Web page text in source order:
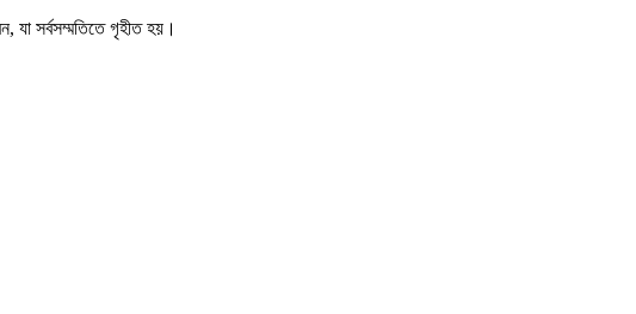
যা সর্বসম্মতিতে গৃহীত হয়।